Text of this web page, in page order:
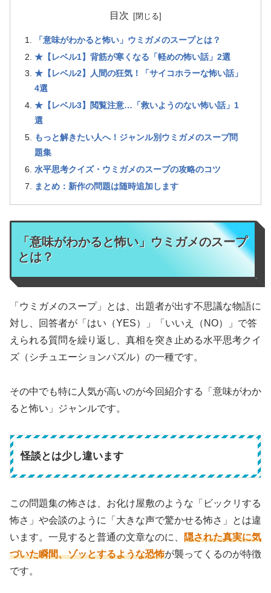
目次
「意味がわかると怖い」ウミガメのスープとは？
★【レベル1】背筋が寒くなる「軽めの怖い話」2選
★【レベル2】人間の狂気！「サイコホラーな怖い話」
4選
★【レベル3】閲覧注意…「救いようのない怖い話」1
選
もっと解きたい人へ！ジャンル別ウミガメのスープ問
題集
水平思考クイズ・ウミガメのスープの攻略のコツ
まとめ：新作の問題は随時追加します
「意味がわかると怖い」ウミガメのスープ
とは？
「ウミガメのスープ」とは、出題者が出す不思議な物語に
対し、回答者が「はい（YES）」「いいえ（NO）」で答
えられる質問を繰り返し、真相を突き止める水平思考クイ
ズ（シチュエーションパズル）の一種です。
その中でも特に人気が高いのが今回紹介する「意味がわか
ると怖い」ジャンルです。
怪談とは少し違います
この問題集の怖さは、お化け屋敷のような「ビックリする
怖さ」や会談のように「大きな声で驚かせる怖さ」とは違
います。一見すると普通の文章なのに、 隠された真実に気
づいた瞬間、ゾッとするような恐怖が襲ってくるのが特徴
です。